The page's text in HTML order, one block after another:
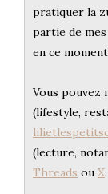
pratiquer la
partie de
en ce
Vous pouvez
(lifestyle,
(lecture,
Threads ou X.